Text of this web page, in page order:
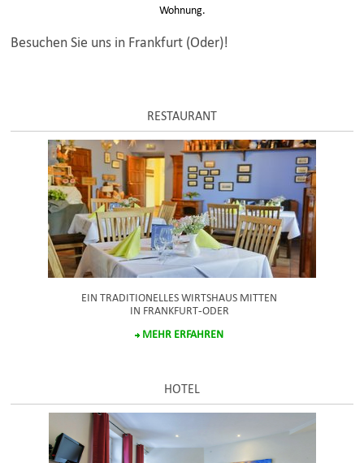
Wohnung.
Besuchen Sie uns in Frankfurt (Oder)!
RESTAURANT
EIN TRADITIONELLES WIRTSHAUS MITTEN
IN FRANKFURT-ODER
MEHR ERFAHREN
HOTEL